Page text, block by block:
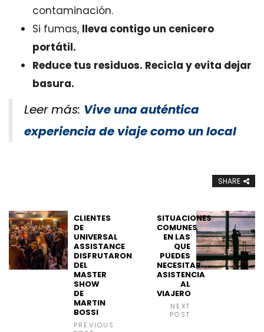
contaminación.
Si fumas, lleva contigo un cenicero
portátil.
Reduce tus residuos. Recicla y evita dejar
basura.
Leer más: Vive una auténtica
experiencia de viaje como un local
SHARE
CLIENTES
DE
UNIVERSAL
ASSISTANCE
DISFRUTARON
DEL
MASTER
SHOW
DE
MARTIN
BOSSI
PREVIOUS
SITUACIONES
COMUNES
EN LAS
QUE
PUEDES
NECESITAR
ASISTENCIA
AL
VIAJERO
NEXT
POST